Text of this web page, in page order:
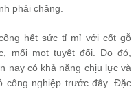
phải chăng.
hết sức tỉ mỉ với cốt gỗ
mối mọt tuyệt đối. Do đó,
nay có khả năng chịu lực và
công nghiệp trước đây. Đặc